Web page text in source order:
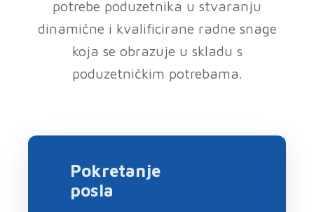
potrebe poduzetnika u stvaranju
dinamične i kvalificirane radne snage
koja se obrazuje u skladu s
poduzetničkim potrebama.
Pokretanje
posla